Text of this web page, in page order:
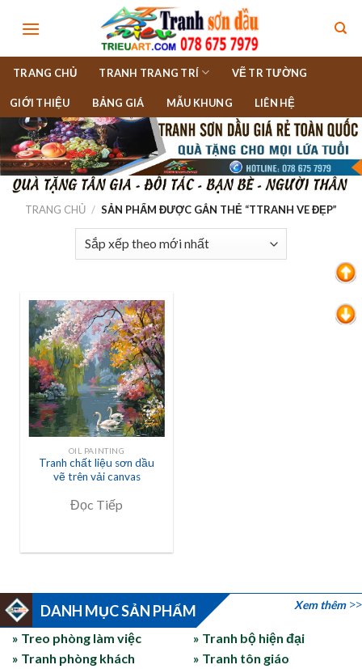
TRANG CHỦ TRANH TRANG TRÍ VẼ TR TƯỜNG
GIỚI THIỆU BẢNG GIÁ MẪU KHUNG LIÊN HỆ
TRANG CHỦ / SẢN PHẨM ĐƯỢC GẮN THẺ “TTRANH VE ĐẸP”
OIL PAINTING
Tranh chất liệu sơn dầu
vẽ trên vải canvas
Đọc Tiếp
DANH MỤC SẢN PHẨM Xem thêm
» Treo phòng làm việc
» Tranh phòng khách
» Tranh bộ hiện đại
» Tranh tôn giáo